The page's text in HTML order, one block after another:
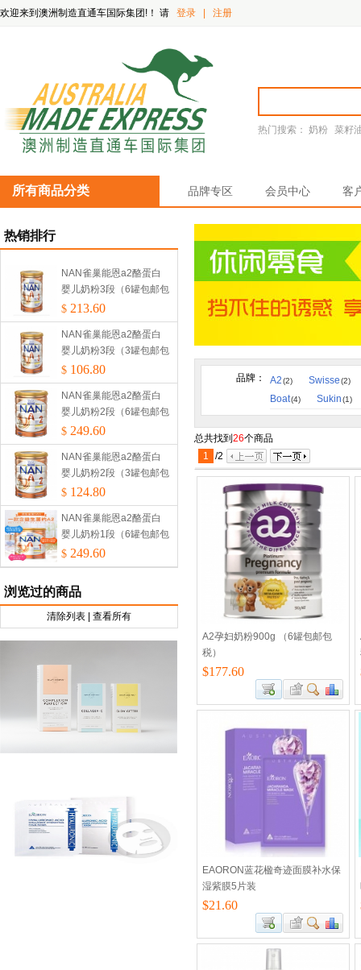
欢迎来到澳洲制造直通车国际集团!！ 请 登录 注册
热门搜索： 奶粉 菜籽
所有商品分类 品牌专区 会员中心 客
热销排行
NAN雀巢能恩a2酪蛋白
婴儿奶粉3段（6罐包邮包
税）
$ 213.60
NAN雀巢能恩a2酪蛋白
婴儿奶粉3段（3罐包邮包
税）
$ 106.80
NAN雀巢能恩a2酪蛋白
婴儿奶粉2段（6罐包邮包
税）
$ 249.60
NAN雀巢能恩a2酪蛋白
婴儿奶粉2段（3罐包邮包
税）
$ 124.80
NAN雀巢能恩a2酪蛋白
婴儿奶粉1段（6罐包邮包
税）
$ 249.60
浏览过的商品
清除列表 查看所有
品牌： A2(2) Swisse(2)
Boat(4) Sukin(1)
总共找到 26个商品
1
/2
A2孕妇奶粉900g （6罐包邮包
税）
$177.60
EAORON蓝花楹奇迹面膜补水保
湿紫膜5片装
$21.60